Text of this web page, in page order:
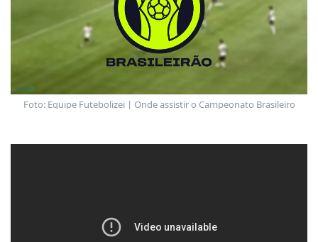
Foto: Equipe Futebolizei | Onde assistir o Campeonato Brasileiro